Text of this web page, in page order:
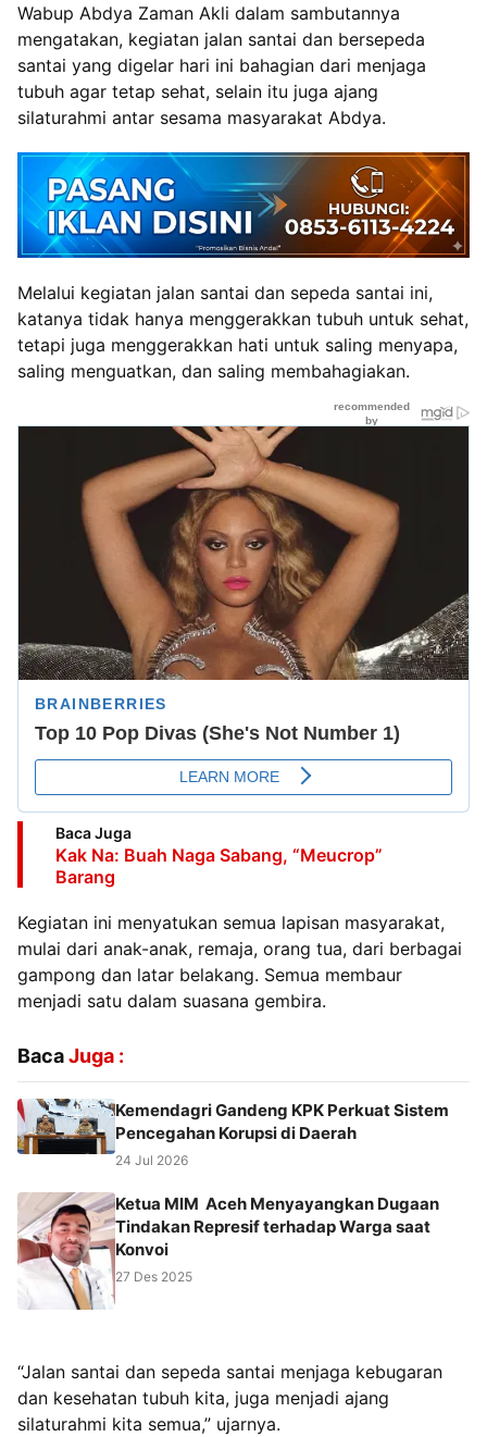
Wabup Abdya Zaman Akli dalam sambutannya
mengatakan, kegiatan jalan santai dan bersepeda
santai yang digelar hari ini bahagian dari menjaga
tubuh agar tetap sehat, selain itu juga ajang
silaturahmi antar sesama masyarakat Abdya.
Melalui kegiatan jalan santai dan sepeda santai ini,
katanya tidak hanya menggerakkan tubuh untuk sehat,
tetapi juga menggerakkan hati untuk saling menyapa,
saling menguatkan, dan saling membahagiakan.
Baca Juga
Kak Na: Buah Naga Sabang, “Meucrop”
Barang
Kegiatan ini menyatukan semua lapisan masyarakat,
mulai dari anak-anak, remaja, orang tua, dari berbagai
gampong dan latar belakang. Semua membaur
menjadi satu dalam suasana gembira.
BacaJuga :
Kemendagri Gandeng KPK Perkuat Sistem
Pencegahan Korupsi di Daerah
24 Jul 2026
Ketua MIM Aceh Menyayangkan Dugaan
Tindakan Represif terhadap Warga saat
Konvoi
27 Des 2025
“Jalan santai dan sepeda santai menjaga kebugaran
dan kesehatan tubuh kita, juga menjadi ajang
silaturahmi kita semua,” ujarnya.